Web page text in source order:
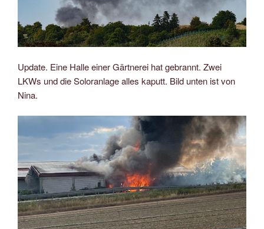
Update. Eine Halle einer Gärtnerei hat gebrannt. Zwei
LKWs und die Soloranlage alles kaputt. Bild unten ist von
Nina.